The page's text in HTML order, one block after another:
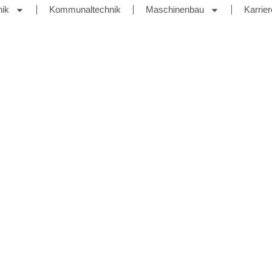
Kommunaltechnik Maschinenbau